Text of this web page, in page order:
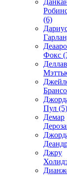
(6)
Фокс
Пул (5)
Демар
Джру